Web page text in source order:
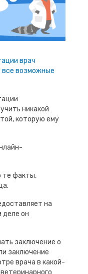
врач
все возможные
никакой
которую ему
те факты,
на
деле он
заключение о
заключение
врача в какой-